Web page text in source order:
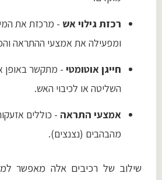
רכזת גילוי אש - מרכזת את
ומפעילה את אמצעי ההתראה
חייגן אוטומטי - מתקשר באופן
השליטה או לכיבוי האש.
אמצעי התראה - כוללים
מהבהבים (נצנצים).
שילוב של רכיבים אלה מאפשר